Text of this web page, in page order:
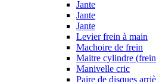
Jante
Jante
Jante
Levier frein à main
Machoire de frein
Maitre cylindre
Manivelle cric
Paire de disques